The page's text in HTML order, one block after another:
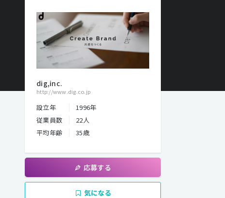
dig,inc.
http://www.dig.co.jp
設立年
1996年
従業員数
22人
平均年齢
35歳
応募する
気になる